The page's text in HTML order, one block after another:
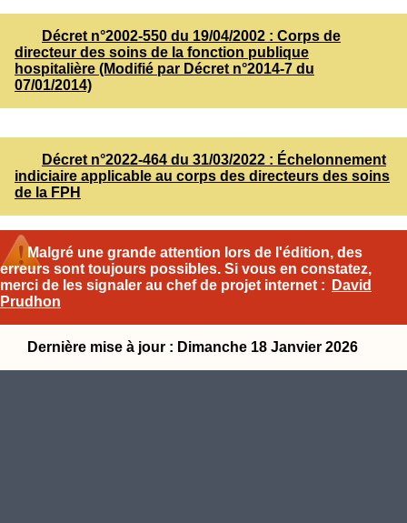
Décret n°2002-550 du 19/04/2002 : Corps de
directeur des soins de la fonction publique
hospitalière (Modifié par Décret n°2014-7 du
07/01/2014)
Décret n°2022-464 du 31/03/2022 : Échelonnement
indiciaire applicable au corps des directeurs des soins
de la FPH
Malgré une grande attention lors de l'édition, des
erreurs sont toujours possibles. Si vous en constatez,
merci de les signaler au chef de projet internet :
David
Prudhon
Dernière mise à jour : Dimanche 18 Janvier 2026